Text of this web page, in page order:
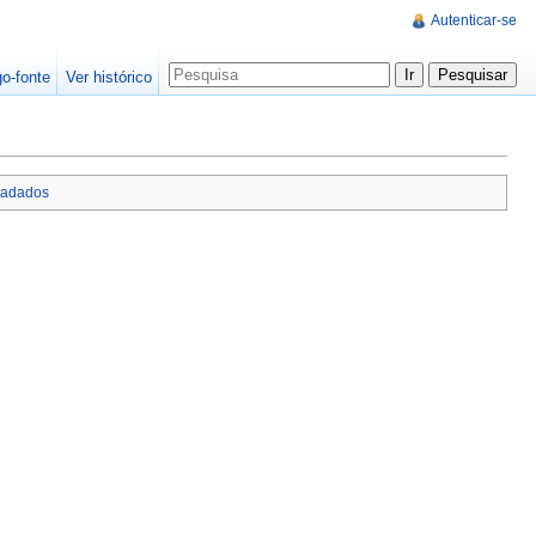
Autenticar-se
fonte Ver histórico